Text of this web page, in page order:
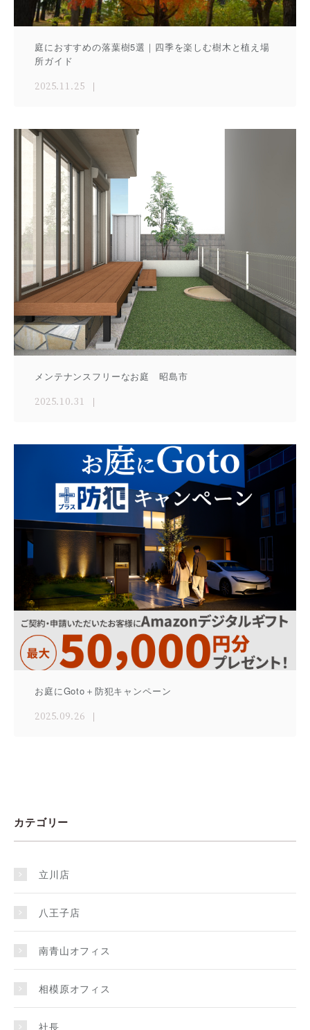
庭におすすめの落葉樹5選｜四季を楽しむ樹木と植え場
所ガイド
2025.11.25
メンテナンスフリーなお庭 昭島市
2025.10.31
お庭にGoto＋防犯キャンペーン
2025.09.26
カテゴリー
立川店
八王子店
南青山オフィス
相模原オフィス
社長